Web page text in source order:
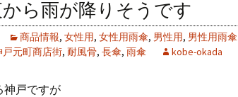
ら雨が降りそうです
商品情報, 女性用, 女性用雨傘, 男性用, 男性用雨傘
戸元町商店街, 耐風骨, 長傘, 雨傘 kobe-okada
神戸ですが